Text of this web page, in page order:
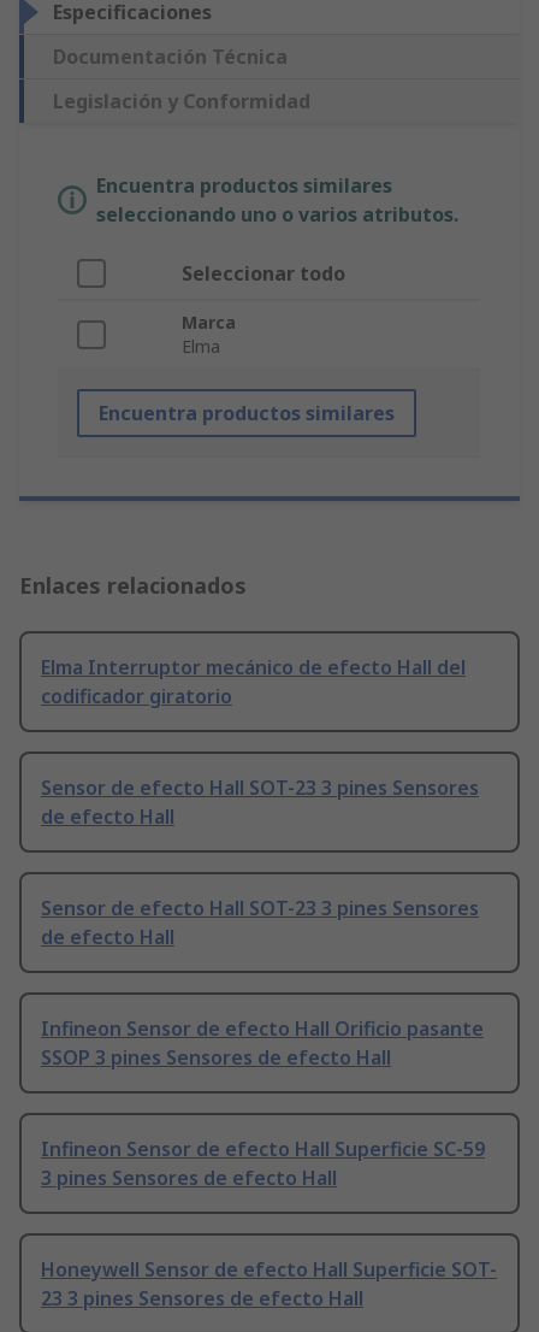
Especificaciones
Documentación Técnica
Legislación y Conformidad
Encuentra productos similares
seleccionando uno o varios atributos.
Seleccionar todo
Marca
Elma
Encuentra productos similares
Enlaces relacionados
Elma Interruptor mecánico de efecto Hall del
codificador giratorio
Sensor de efecto Hall SOT-23 3 pines Sensores
de efecto Hall
Sensor de efecto Hall SOT-23 3 pines Sensores
de efecto Hall
Infineon Sensor de efecto Hall Orificio pasante
SSOP 3 pines Sensores de efecto Hall
Infineon Sensor de efecto Hall Superficie SC-59
3 pines Sensores de efecto Hall
Honeywell Sensor de efecto Hall Superficie SOT-
23 3 pines Sensores de efecto Hall